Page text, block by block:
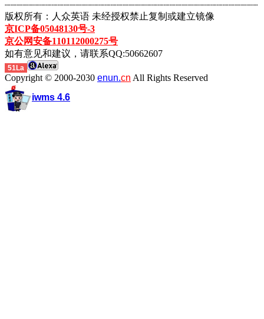
┈┈┈┈┈┈┈┈┈┈┈┈┈┈┈┈┈┈┈┈┈┈┈┈┈┈┈┈┈┈┈┈┈┈┈┈┈┈┈┈┈┈┈
版权所有：人众英语 未经授权禁止复制或建立镜像
京ICP备05048130号-3
京公网安备110112000275号
如有意见和建议，请联系QQ:50662607
51La
Copyright © 2000-2030 enun.cn All Rights Reserved
iwms 4.6